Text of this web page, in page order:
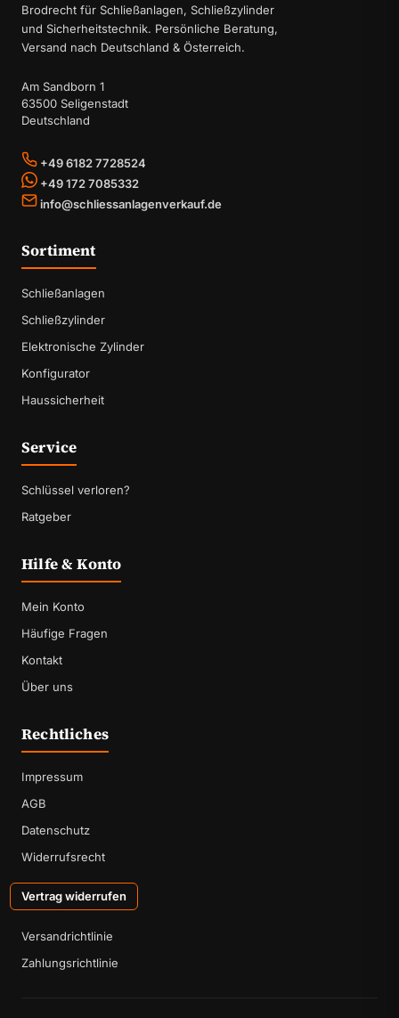
Brodrecht für Schließanlagen, Schließzylinder
und Sicherheitstechnik. Persönliche Beratung,
Versand nach Deutschland & Österreich.
Am Sandborn 1
63500 Seligenstadt
Deutschland
+49 6182 7728524
+49 172 7085332
info@schliessanlagenverkauf.de
Sortiment
Schließanlagen
Schließzylinder
Elektronische Zylinder
Konfigurator
Haussicherheit
Service
Schlüssel verloren?
Ratgeber
Hilfe & Konto
Mein Konto
Häufige Fragen
Kontakt
Über uns
Rechtliches
Impressum
AGB
Datenschutz
Widerrufsrecht
Vertrag widerrufen
Versandrichtlinie
Zahlungsrichtlinie